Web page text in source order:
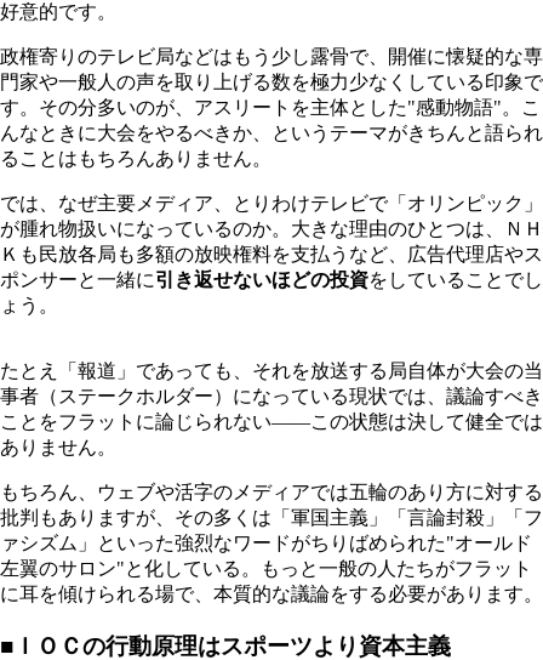
好意的です。
政権寄りのテレビ局などはもう少し露骨で、開催に懐疑的な専
門家や一般人の声を取り上げる数を極力少なくしている印象で
す。その分多いのが、アスリートを主体とした"感動物語"。こ
んなときに大会をやるべきか、というテーマがきちんと語られ
ることはもちろんありません。
では、なぜ主要メディア、とりわけテレビで「オリンピック」
が腫れ物扱いになっているのか。大きな理由のひとつは、ＮＨ
Ｋも民放各局も多額の放映権料を支払うなど、広告代理店やス
ポンサーと一緒に引き返せないほどの投資をしていることでし
ょう。
たとえ「報道」であっても、それを放送する局自体が大会の当
事者（ステークホルダー）になっている現状では、議論すべき
ことをフラットに論じられない――この状態は決して健全では
ありません。
もちろん、ウェブや活字のメディアでは五輪のあり方に対する
批判もありますが、その多くは「軍国主義」「言論封殺」「フ
ァシズム」といった強烈なワードがちりばめられた"オールド
左翼のサロン"と化している。もっと一般の人たちがフラット
に耳を傾けられる場で、本質的な議論をする必要があります。
■ＩＯＣの行動原理はスポーツより資本主義